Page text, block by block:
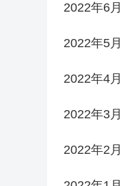
2022年6月
2022年5月
2022年4月
2022年3月
2022年2月